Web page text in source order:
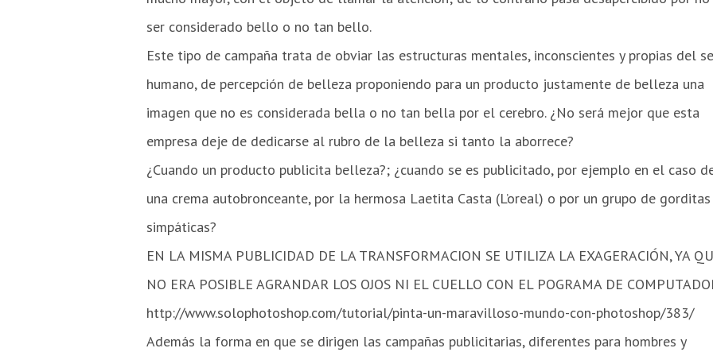
ser considerado bello o no tan bello.
Este tipo de campaña trata de obviar las estructuras mentales, inconscientes y propias del
humano, de percepción de belleza proponiendo para un producto justamente de belleza una
imagen que no es considerada bella o no tan bella por el cerebro. ¿No será mejor que esta
empresa deje de dedicarse al rubro de la belleza si tanto la aborrece?
¿Cuando un producto publicita belleza?; ¿cuando se es publicitado, por ejemplo en el caso
una crema autobronceante, por la hermosa Laetita Casta (L’oreal) o por un grupo de gorditas
simpáticas?
EN LA MISMA PUBLICIDAD DE LA TRANSFORMACION SE UTILIZA LA EXAGERACIÓN, YA
NO ERA POSIBLE AGRANDAR LOS OJOS NI EL CUELLO CON EL POGRAMA DE
http://www.solophotoshop.com/tutorial/pinta-un-maravilloso-mundo-con-photoshop/383/
Además la forma en que se dirigen las campañas publicitarias, diferentes para hombres y